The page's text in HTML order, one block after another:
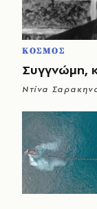
ΚΟΣΜΟΣ
Συγγνώμη,
Ντίνα